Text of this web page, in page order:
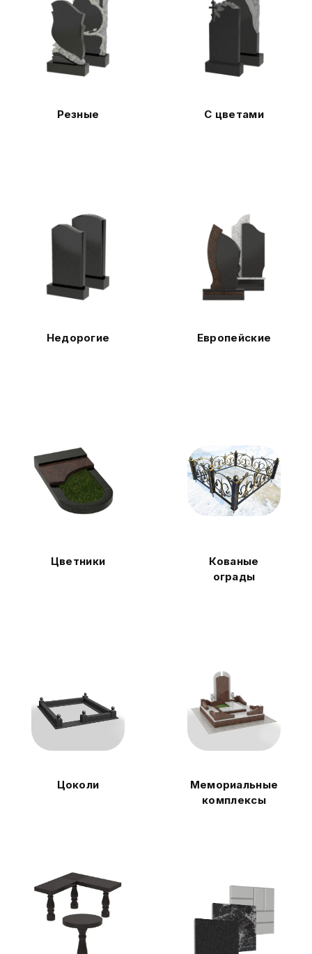
Резные С цветами
Недорогие Европейские
Цветники
Кованые
ограды
Цоколи
Мемориальные
комплексы